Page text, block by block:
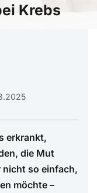
Krebs
erkrankt,
die Mut
nicht so einfach,
möchte –